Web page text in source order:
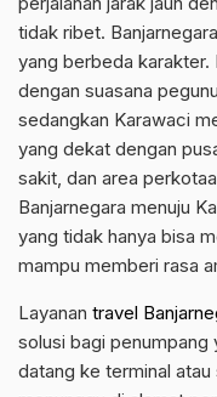
tidak ribet.
yang berbeda karakter.
dengan suasana
sedangkan Karawaci
yang dekat dengan
sakit, dan area
Banjarnegara menuju
yang tidak hanya bisa
mampu memberi rasa
Layanan travel
solusi bagi penumpang
datang ke terminal